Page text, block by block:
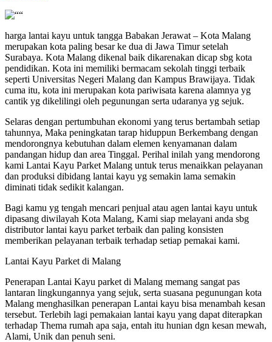
harga lantai kayu untuk tangga Babakan Jerawat – Kota Malang
merupakan kota paling besar ke dua di Jawa Timur setelah
Surabaya. Kota Malang dikenal baik dikarenakan dicap sbg kota
pendidikan. Kota ini memiliki bermacam sekolah tinggi terbaik
seperti Universitas Negeri Malang dan Kampus Brawijaya. Tidak
cuma itu, kota ini merupakan kota pariwisata karena alamnya yg
cantik yg dikelilingi oleh pegunungan serta udaranya yg sejuk.
Selaras dengan pertumbuhan ekonomi yang terus bertambah setiap
tahunnya, Maka peningkatan tarap hiduppun Berkembang dengan
mendorongnya kebutuhan dalam elemen kenyamanan dalam
pandangan hidup dan area Tinggal. Perihal inilah yang mendorong
kami Lantai Kayu Parket Malang untuk terus menaikkan pelayanan
dan produksi dibidang lantai kayu yg semakin lama semakin
diminati tidak sedikit kalangan.
Bagi kamu yg tengah mencari penjual atau agen lantai kayu untuk
dipasang diwilayah Kota Malang, Kami siap melayani anda sbg
distributor lantai kayu parket terbaik dan paling konsisten
memberikan pelayanan terbaik terhadap setiap pemakai kami.
Lantai Kayu Parket di Malang
Penerapan Lantai Kayu parket di Malang memang sangat pas
lantaran lingkungannya yang sejuk, serta suasana pegunungan kota
Malang menghasilkan penerapan Lantai kayu bisa menambah kesan
tersebut. Terlebih lagi pemakaian lantai kayu yang dapat diterapkan
terhadap Thema rumah apa saja, entah itu hunian dgn kesan mewah,
Alami, Unik dan penuh seni.